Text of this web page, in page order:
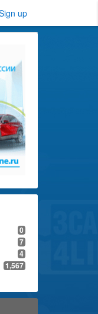
up
0
7
4
1,567